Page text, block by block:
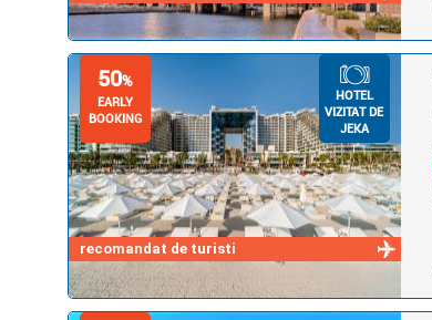
recomandat de turisti
50%
EARLY
BOOKING
HOTEL
VIZITAT DE
JEKA